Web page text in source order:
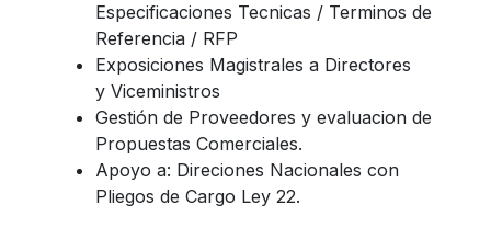
Especificaciones Tecnicas / Terminos de
Referencia / RFP
Exposiciones Magistrales a Directores
y Viceministros
Gestión de Proveedores y evaluacion de
Propuestas Comerciales.
Apoyo a: Direciones Nacionales con
Pliegos de Cargo Ley 22.